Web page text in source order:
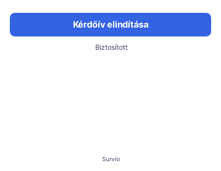
Kérdőív elindítása
Biztosított
Survio